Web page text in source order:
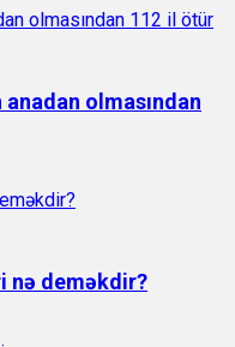
olmasından
nə deməkdir?